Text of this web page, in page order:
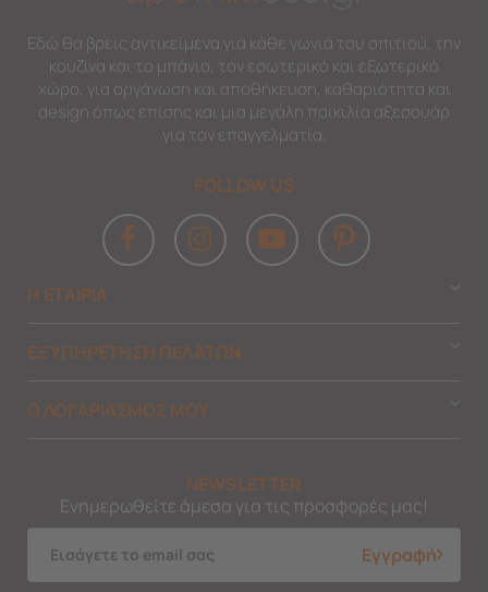
Εδώ θα βρεις αντικείμενα για κάθε γωνιά του σπιτιού, την
κουζίνα και το μπάνιο, τον εσωτερικό και εξωτερικό
χώρο, για οργάνωση και αποθήκευση, καθαριότητα και
design όπως επίσης και μια μεγάλη ποικιλία αξεσουάρ
για τον επαγγελματία.
FOLLOW US
Η ΕΤΑΙΡΙΑ
ΕΞΥΠΗΡΕΤΗΣΗ ΠΕΛΑΤΩΝ
Ο ΛΟΓΑΡΙΑΣΜΟΣ ΜΟΥ
NEWSLETTER
Ενημερωθείτε άμεσα για τις προσφορές μας!
Εγγραφή